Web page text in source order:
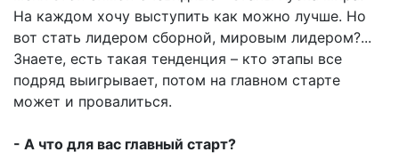
На каждом хочу выступить как можно лучше. Но
вот стать лидером сборной, мировым лидером?...
Знаете, есть такая тенденция – кто этапы все
подряд выигрывает, потом на главном старте
может и провалиться.
- А что для вас главный старт?